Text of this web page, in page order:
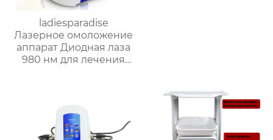
ladiesparadise
Лазерное омоложение
аппарат Диодная лаза
980 нм для лечения
расширения вен нм
для коммерческого
испо RL S10